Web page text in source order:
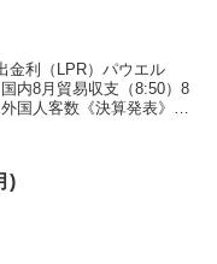
金利（LPR）パウエル
内8月貿易収支（8:50）8
国人客数《決算発表》ツ
)